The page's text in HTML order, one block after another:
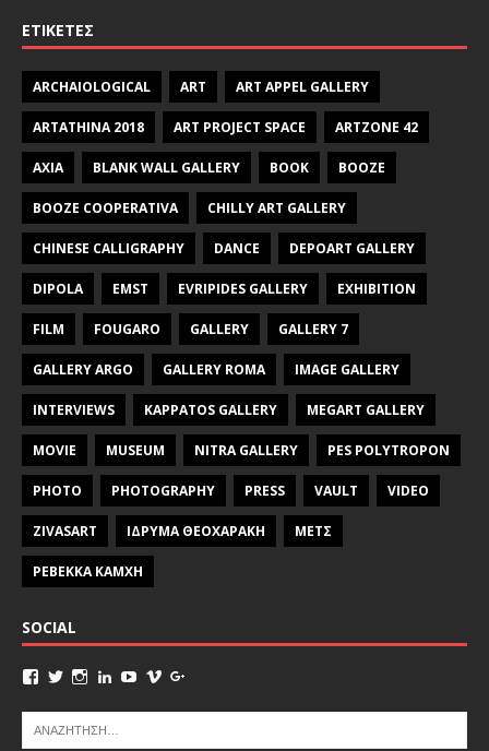
ΕΤΙΚΈΤΕΣ
ARCHAIOLOGICAL ART ART APPEL GALLERY
ARTATHINA 2018 ART PROJECT SPACE ARTZONE 42
AXIA BLANK WALL GALLERY BOOK BOOZE
BOOZE COOPERATIVA CHILLY ART GALLERY
CHINESE CALLIGRAPHY DANCE DEPOART GALLERY
DIPOLA EMST EVRIPIDES GALLERY EXHIBITION
FILM FOUGARO GALLERY GALLERY 7
GALLERY ARGO GALLERY ROMA IMAGE GALLERY
INTERVIEWS KAPPATOS GALLERY MEGART GALLERY
MOVIE MUSEUM NITRA GALLERY PES POLYTROPON
PHOTO PHOTOGRAPHY PRESS VAULT VIDEO
ZIVASART ΙΔΡΥΜΑ ΘΕΟΧΑΡΑΚΗ ΜΕΤΣ
ΡΕΒΕΚΚΑ ΚΑΜΧΗ
SOCIAL